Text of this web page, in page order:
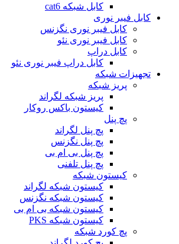
کابل شبکه cat6
کابل فیبر نوری
کابل فیبر نوری نگزنس
کابل فیبر نوری نئو
کابل دراپ
کابل دراپ فیبر نوری نئو
تجهیزات شبکه
پریز شبکه
پریز شبکه لگراند
کیستون باکس روکار
پچ پنل
پچ پنل لگراند
پچ پنل نگزنس
پچ پنل بی ام بی
پچ پنل تلفنی
کیستون شبکه
کیستون شبکه لگراند
کیستون شبکه نگزنس
کیستون شبکه بی ام بی
کیستون شبکه PKS
پچ کورد شبکه